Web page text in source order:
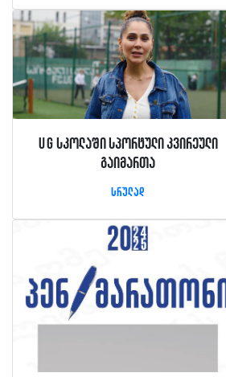
UG სკოლაში სპორტული კვირეული
გაიმართა
სრულად